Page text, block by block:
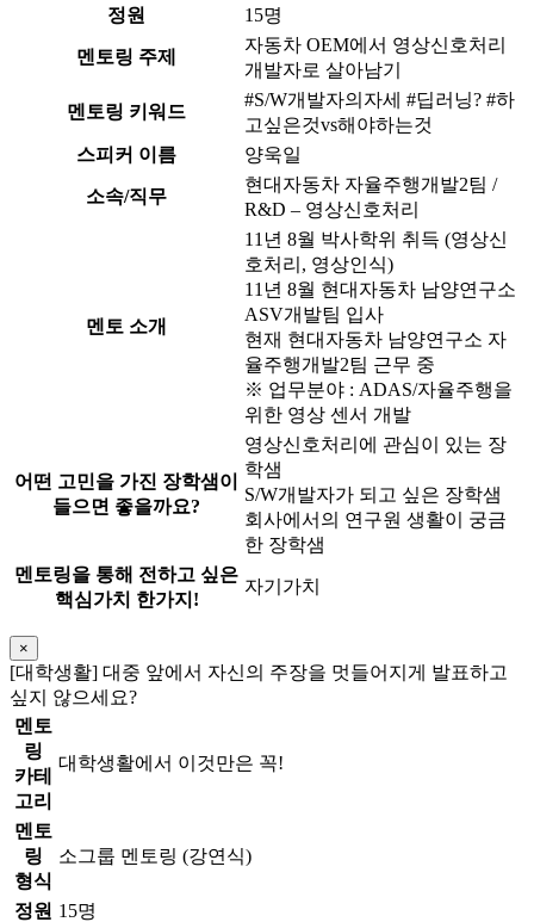
정원
15명
멘토링 주제
자동차 OEM에서 영상신호처리
개발자로 살아남기
멘토링 키워드
#S/W개발자의자세 #딥러닝? #하
고싶은것vs해야하는것
스피커 이름
양욱일
소속/직무
현대자동차 자율주행개발2팀 /
R&D – 영상신호처리
멘토 소개
11년 8월 박사학위 취득 (영상신
호처리, 영상인식)
11년 8월 현대자동차 남양연구소
ASV개발팀 입사
현재 현대자동차 남양연구소 자
율주행개발2팀 근무 중
※ 업무분야 : ADAS/자율주행을
위한 영상 센서 개발
어떤 고민을 가진 장학샘이
들으면 좋을까요?
영상신호처리에 관심이 있는 장
학샘
S/W개발자가 되고 싶은 장학샘
회사에서의 연구원 생활이 궁금
한 장학샘
멘토링을 통해 전하고 싶은
핵심가치 한가지!
자기가치
×
[대학생활] 대중 앞에서 자신의 주장을 멋들어지게 발표하고
싶지 않으세요?
멘토
링
카테
고리
대학생활에서 이것만은 꼭!
멘토
링
형식
소그룹 멘토링 (강연식)
정원 15명